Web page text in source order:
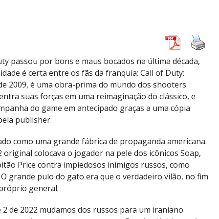
passou por bons e maus bocados na última década,
é certa entre os fãs da franquia: Call of Duty:
2009, é uma obra-prima do mundo dos shooters.
suas forças em uma reimaginação do clássico, e
do game em antecipado graças a uma cópia
publisher.
como uma grande fábrica de propaganda americana.
colocava o jogador na pele dos icônicos Soap,
Price contra impiedosos inimigos russos, como
grande pulo do gato era que o verdadeiro vilão, no fim
general.
de 2022 mudamos dos russos para um iraniano